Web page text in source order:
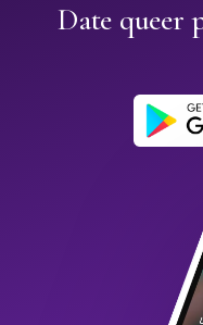
Date queer